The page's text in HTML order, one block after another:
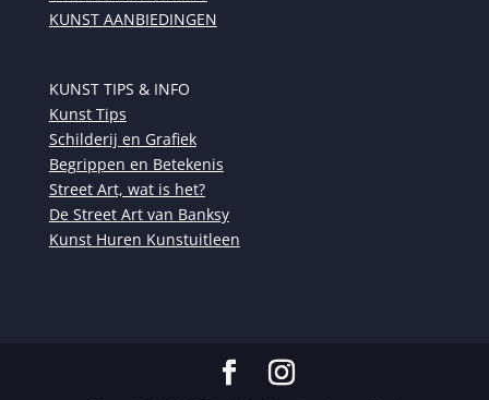
KUNST AANBIEDINGEN
KUNST TIPS & INFO
Kunst Tips
Schilderij en Grafiek
Begrippen en Betekenis
Street Art, wat is het?
De Street Art van Banksy
Kunst Huren Kunstuitleen